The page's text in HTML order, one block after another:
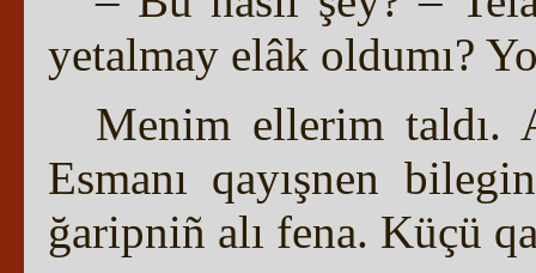
yetalmay elâk oldumı?
Menim ellerim taldı.
Esmanı qayışnen
ğaripniñ alı fena. Küçü